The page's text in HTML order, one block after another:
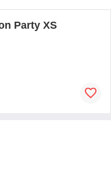
Party XS